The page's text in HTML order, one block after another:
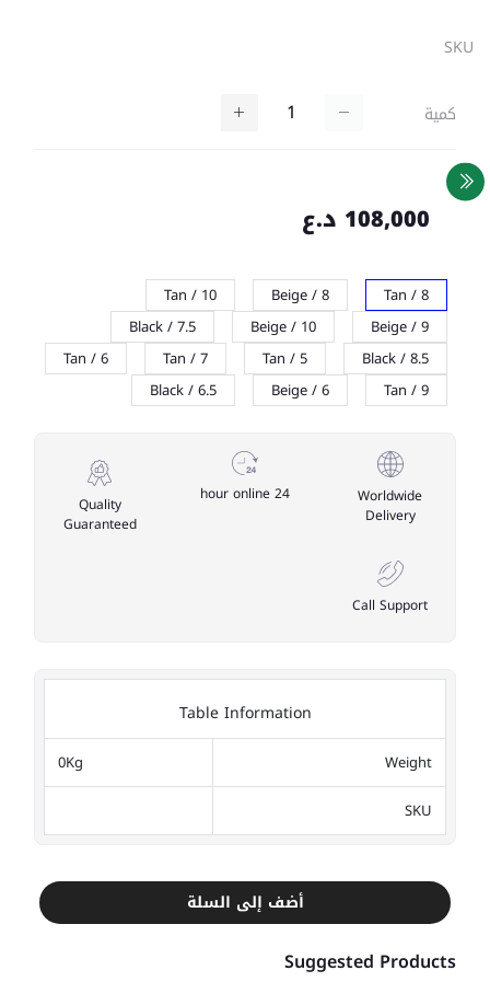
SKU
كمية
108,000 د.ع
8 / Tan
8 / Beige
10 / Tan
9 / Beige
10 / Beige
7.5 / Black
8.5 / Black
5 / Tan
7 / Tan
6 / Tan
9 / Tan
6 / Beige
6.5 / Black
Worldwide
Delivery
24 hour online
Quality
Guaranteed
Call Support
Table Information
Weight
0Kg
SKU
أضف إلى السلة
Suggested Products